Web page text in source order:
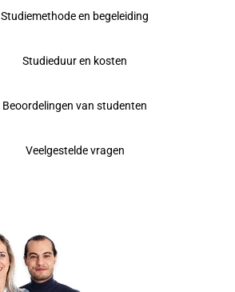
Studiemethode en begeleiding
Studieduur en kosten
Beoordelingen van studenten
Veelgestelde vragen